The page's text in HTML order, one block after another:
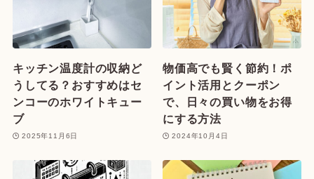
キッチン温度計の収納ど
うしてる？おすすめはセ
ンコーのホワイトキュー
ブ
2025年11月6日
物価高でも賢く節約！ポ
イント活用とクーポン
で、日々の買い物をお得
にする方法
2024年10月4日